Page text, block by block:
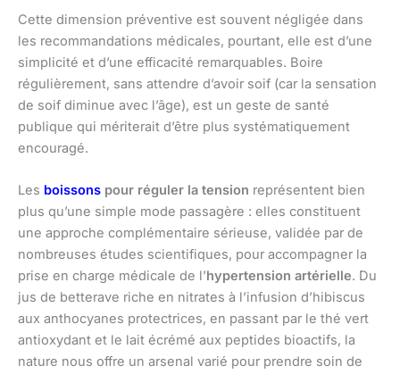
Cette dimension préventive est souvent négligée dans
les recommandations médicales, pourtant, elle est d’une
simplicité et d’une efficacité remarquables. Boire
régulièrement, sans attendre d’avoir soif (car la sensation
de soif diminue avec l’âge), est un geste de santé
publique qui mériterait d’être plus systématiquement
encouragé.
Les boissons pour réguler la tension représentent bien
plus qu’une simple mode passagère : elles constituent
une approche complémentaire sérieuse, validée par de
nombreuses études scientifiques, pour accompagner la
prise en charge médicale de l’hypertension artérielle. Du
jus de betterave riche en nitrates à l’infusion d’hibiscus
aux anthocyanes protectrices, en passant par le thé vert
antioxydant et le lait écrémé aux peptides bioactifs, la
nature nous offre un arsenal varié pour prendre soin de